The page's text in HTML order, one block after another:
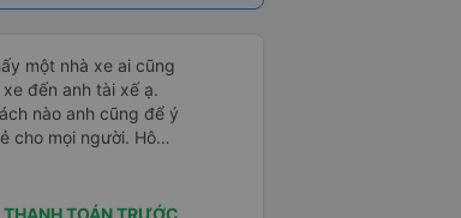
một nhà xe ai cũng
đến anh tài xế ạ.
nào anh cũng để ý
cho mọi người. Hôm
xe đi muộn nhiều,
lái xe vẫn cố gắng